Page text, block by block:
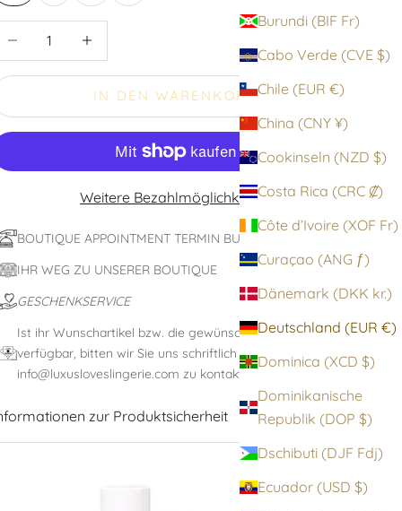
Burundi (BIF Fr)
Cabo Verde (CVE $)
Chile (EUR €)
China (CNY ¥)
Cookinseln (NZD $)
Costa Rica (CRC ₡)
Côte d’Ivoire (XOF Fr)
Curaçao (ANG ƒ)
Dänemark (DKK kr.)
Deutschland (EUR €)
Dominica (XCD $)
Dominikanische
Republik (DOP $)
Dschibuti (DJF Fdj)
Ecuador (USD $)
verringernAnzahl erhöhen
IN DEN WARENKORB
Weitere Bezahlmöglichkeiten
BOUTIQUE APPOINTMENT TERMIN BUCHEN
IHR WEG ZU UNSERER BOUTIQUE
GESCHENKSERVICE
Ist ihr Wunschartikel bzw. die gewünschte Größe nicht
verfügbar, bitten wir Sie uns schriftlich unter:
info@luxusloveslingerie.com zu kontaktieren
zur Produktsicherheit